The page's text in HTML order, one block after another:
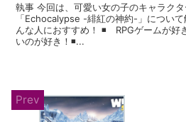
執事 今回は、可愛い女の子のキャラク
「Echocalypse -緋紅の神約-」につい
んな人におすすめ！ ◾️ RPGゲームが
いのが好き！◾️...